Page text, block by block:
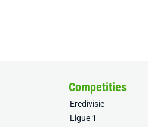
Competities
Eredivisie
Ligue 1